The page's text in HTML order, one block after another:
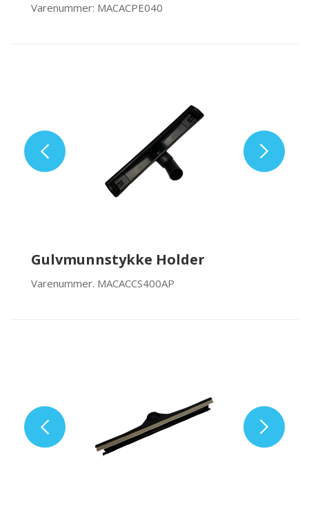
Varenummer: MACACPE040
Gulvmunnstykke Holder
Varenummer. MACACCS400AP